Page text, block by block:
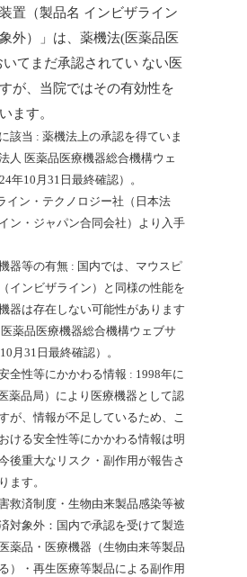
置（製品名 インビザライン
外）」は、薬機法(医薬品医
てまだ承認されてい ない医
が、当院ではその有効性を
ます。
該当 : 薬機法上の承認を得ていま
人 医薬品医療機器総合機構ウェ
年10月31日最終確認）。
イン・テクノロジー社（日本法
ン・ジャパン合同会社）より入手
器等の有無 : 国内では、マウスピ
インビザライン）と同様の性能を
器は存在しない可能性があります
医薬品医療機器総合機構ウェブサ
月31日最終確認）。
全性等にかかわる情報 : 1998年に
薬品局）により医療機器として認
が、情報が不足しているため、こ
ける安全性等にかかわる情報は明
後重大なリスク・副作用が報告さ
ます。
救済制度・生物由来製品感染等被
対象外：国内で承認を受けて製造
薬品・医療機器（生物由来等製品
）・再生医療等製品による副作用